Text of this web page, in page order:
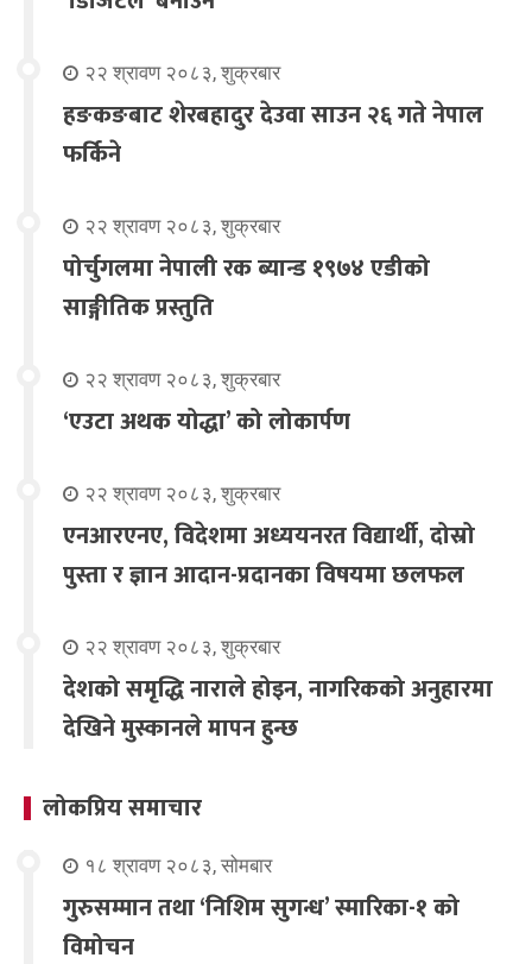
२२ श्रावण २०८३, शुक्रबार
हङकङबाट शेरबहादुर देउवा साउन २६ गते नेपाल
फर्किने
२२ श्रावण २०८३, शुक्रबार
पोर्चुगलमा नेपाली रक ब्यान्ड १९७४ एडीको
साङ्गीतिक प्रस्तुति
२२ श्रावण २०८३, शुक्रबार
‘एउटा अथक योद्धा’ को लोकार्पण
२२ श्रावण २०८३, शुक्रबार
एनआरएनए, विदेशमा अध्ययनरत विद्यार्थी, दोस्रो
पुस्ता र ज्ञान आदान-प्रदानका विषयमा छलफल
२२ श्रावण २०८३, शुक्रबार
देशको समृद्धि नाराले होइन, नागरिकको अनुहारमा
देखिने मुस्कानले मापन हुन्छ
लोकप्रिय समाचार
१८ श्रावण २०८३, सोमबार
गुरुसम्मान तथा ‘निशिम सुगन्ध’ स्मारिका-१ को
विमोचन